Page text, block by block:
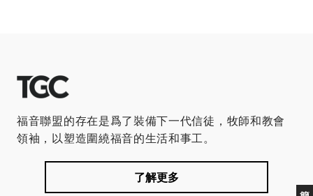
福音聯盟的存在是爲了裝備下一代信徒，牧師和教會
領袖，以塑造圍繞福音的生活和事工。
了解更多